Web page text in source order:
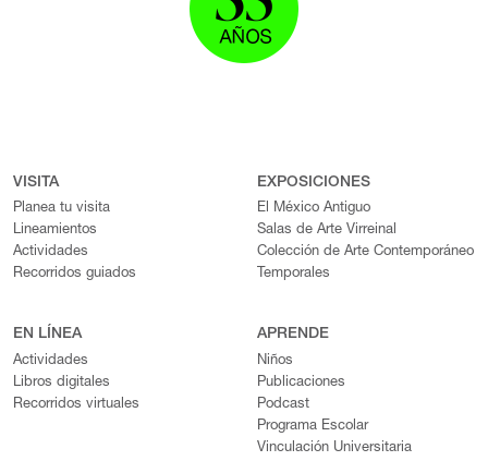
VISITA
Planea tu visita
Lineamientos
Actividades
Recorridos guiados
EXPOSICIONES
El México Antiguo
Salas de Arte Virreinal
Colección de Arte Contemporáneo
Temporales
EN LÍNEA
Actividades
Libros digitales
Recorridos virtuales
APRENDE
Niños
Publicaciones
Podcast
Programa Escolar
Vinculación Universitaria